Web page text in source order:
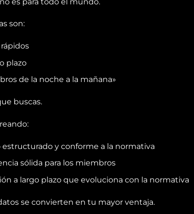
son:
plazo
de la noche a la mañana»
buscas.
y conforme a la normativa
sólida para los miembros
a largo plazo que evoluciona con la normativa
se convierten en tu mayor ventaja.